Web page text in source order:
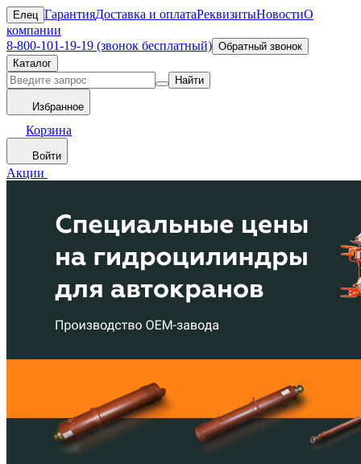
Елец ГарантияДоставка и оплатаРеквизитыНовостиО
компании
8-800-101-19-19 (звонок бесплатный) Обратный звонок
Каталог
Найти
Избранное
Корзина
Войти
Акции